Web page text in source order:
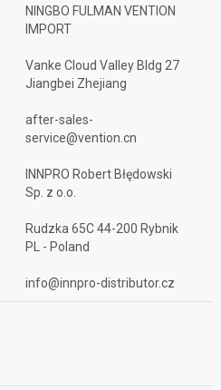
NINGBO FULMAN VENTION
IMPORT
Vanke Cloud Valley Bldg 27
Jiangbei Zhejiang
after-sales-
service@vention.cn
INNPRO Robert Błędowski
Sp. z o.o.
Rudzka 65C 44-200 Rybnik
PL - Poland
info@innpro-distributor.cz